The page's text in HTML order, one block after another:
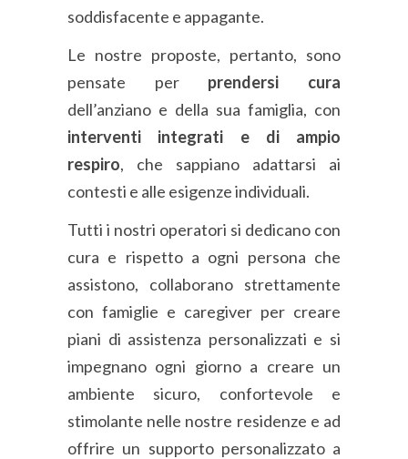
soddisfacente e appagante.
Le nostre proposte, pertanto, sono
pensate per prendersi cura
dell’anziano e della sua famiglia, con
interventi integrati e di ampio
respiro, che sappiano adattarsi ai
contesti e alle esigenze individuali.
Tutti i nostri operatori si dedicano con
cura e rispetto a ogni persona che
assistono, collaborano strettamente
con famiglie e caregiver per creare
piani di assistenza personalizzati e si
impegnano ogni giorno a creare un
ambiente sicuro, confortevole e
stimolante nelle nostre residenze e ad
offrire un supporto personalizzato a